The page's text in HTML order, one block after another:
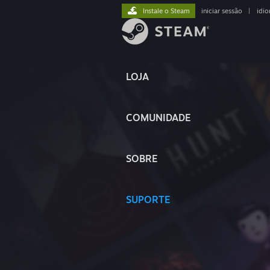
LOJA
COMUNIDADE
SOBRE
SUPORTE
Instale o Steam iniciar sessão